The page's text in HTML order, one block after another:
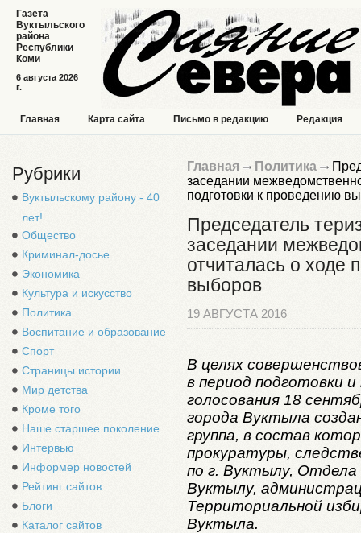
6 августа 2026
г.
Газета
Вуктыльского
района
Республики
Коми
Главная Карта сайта Письмо в редакцию Редакция
Рубрики
Вуктыльскому району - 40
лет!
Общество
Криминал-досье
Экономика
Культура и искусство
Политика
Воспитание и образование
Спорт
Страницы истории
Мир детства
Кроме того
Наше старшее поколение
Интервью
Информер новостей
Рейтинг сайтов
Блоги
Каталог сайтов
Главная Политика
заседании
подготовки к проведению
Председатель
заседании
отчиталась о ходе
выборов
19 АВГУСТА 2016
В целях
в период подготовки
голосования 18
города Вуктыла
группа, в состав
прокуратуры,
по г. Вуктылу, Отдела
Вуктылу,
Территориальной
Вуктыла.